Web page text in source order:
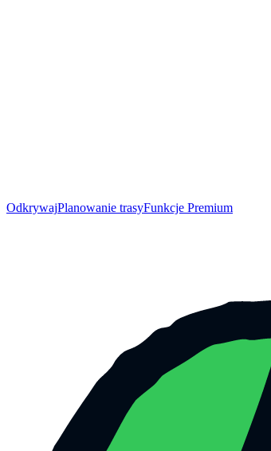
OdkrywajPlanowanie trasyFunkcje Premium